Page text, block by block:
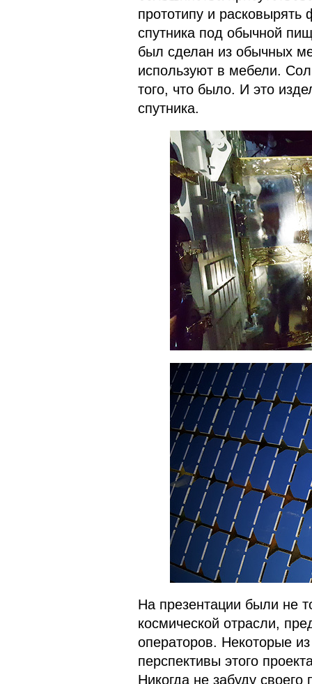
прототипу и расковырять
спутника под обычной
был сделан из обычных
используют в мебели.
того, что было. И это
спутника.
На презентации были не
космической отрасли,
операторов. Некоторые
перспективы этого
Никогда не забуду